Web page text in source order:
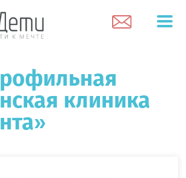
клиника